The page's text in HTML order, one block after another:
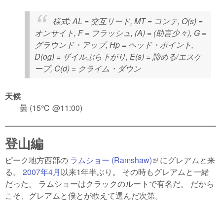
様式: AL = 交互リード, MT = コンテ, O(s) =
オンサイト, F = フラッシュ, (A) = (助言少々), G =
グラウンド・アップ, Hp = ヘッド・ポイント,
D(og) = ザイルぶら下がり, E(s) = 諦める/エスケ
ープ, C(d) = クライム・ダウン
天候
曇 (15℃ @11:00)
登山編
ピーク地方西部の ラムショー (Ramshaw)(link is external)
にグレアムと来
る。 2007年4月以来1年半ぶり。 その時もグレアムと一緒
だった。 ラムショーはクラックのルートで有名だ。 だから
こそ、グレアムと僕とが敢えて選んだ次第。